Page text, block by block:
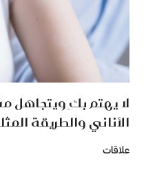
لا يهتم بكِ ويتجاهل
الأناني والطريقة
علاقات